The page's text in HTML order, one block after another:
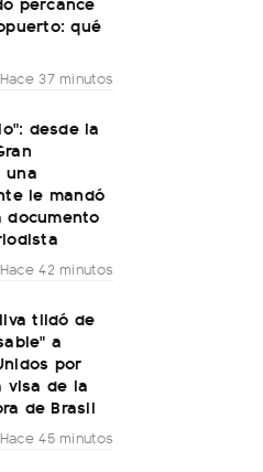
qué
Hace 37 minutos
desde la
una
le mandó
documento
Hace 42 minutos
tildó de
a
por
visa de la
de Brasil
Hace 45 minutos